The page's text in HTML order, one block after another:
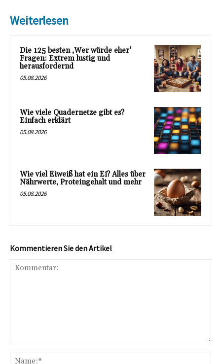
Weiterlesen
Die 125 besten ‚Wer würde eher‘
Fragen: Extrem lustig und
herausfordernd
05.08.2026
Wie viele Quadernetze gibt es?
Einfach erklärt
05.08.2026
Wie viel Eiweiß hat ein Ei? Alles über
Nährwerte, Proteingehalt und mehr
05.08.2026
Kommentieren Sie den Artikel